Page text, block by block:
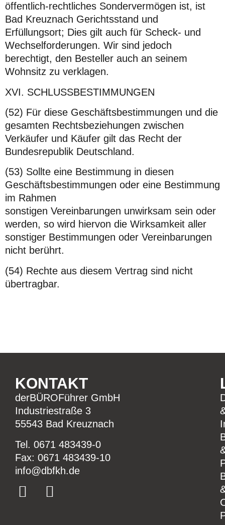
öffentlich-rechtliches Sondervermögen ist, ist
Bad Kreuznach Gerichtsstand und
Erfüllungsort; Dies gilt auch für Scheck- und
Wechselforderungen. Wir sind jedoch
berechtigt, den Besteller auch an seinem
Wohnsitz zu verklagen.
XVI. SCHLUSSBESTIMMUNGEN
(52) Für diese Geschäftsbestimmungen und die
gesamten Rechtsbeziehungen zwischen
Verkäufer und Käufer gilt das Recht der
Bundesrepublik Deutschland.
(53) Sollte eine Bestimmung in diesen
Geschäftsbestimmungen oder eine Bestimmung
im Rahmen
sonstigen Vereinbarungen unwirksam sein oder
werden, so wird hiervon die Wirksamkeit aller
sonstiger Bestimmungen oder Vereinbarungen
nicht berührt.
(54) Rechte aus diesem Vertrag sind nicht
übertragbar.
KONTAKT
derBÜROFührer GmbH
Industriestraße 3
55543 Bad Kreuznach
Tel. 0671 483439-0
Fax: 0671 483439-10
ed.hkfbd@ofni